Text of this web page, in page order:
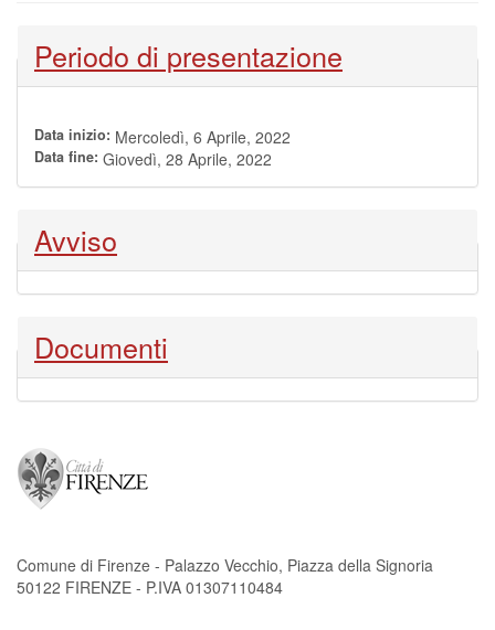
Nascondi
Periodo di presentazione
Data inizio: Mercoledì, 6 Aprile, 2022
Data fine: Giovedì, 28 Aprile, 2022
Nascondi
Avviso
Nascondi
Documenti
Comune di Firenze - Palazzo Vecchio, Piazza della Signoria
50122 FIRENZE - P.IVA 01307110484